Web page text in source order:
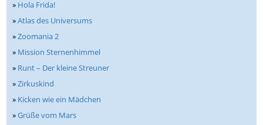
» Hola Frida!
»Atlas des Universums
»Zoomania 2
» Mission Sternenhimmel
» Runt – Der kleine Streuner
»Zirkuskind
» Kicken wie ein Mädchen
»Grüße vom Mars